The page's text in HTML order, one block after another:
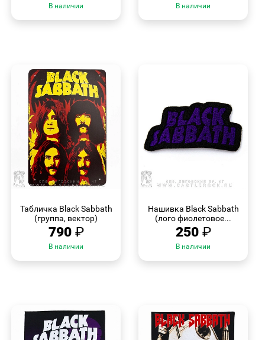
В наличии В наличии
Табличка Black Sabbath
(группа, вектор)
790 ₽
В наличии
Нашивка Black Sabbath
(лого фиолетовое...
250 ₽
В наличии